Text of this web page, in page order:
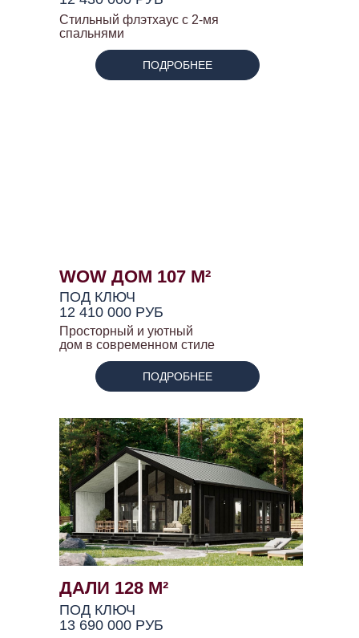
WOW ДОМ 107 М²
ПОД КЛЮЧ
12 410 000 РУБ
Просторный и уютный
дом в современном стиле
ПОДРОБНЕЕ
Стильный флэтхаус с 2-мя
спальнями
ПОДРОБНЕЕ
ДАЛИ 128 М²
ПОД КЛЮЧ
13 690 000 РУБ